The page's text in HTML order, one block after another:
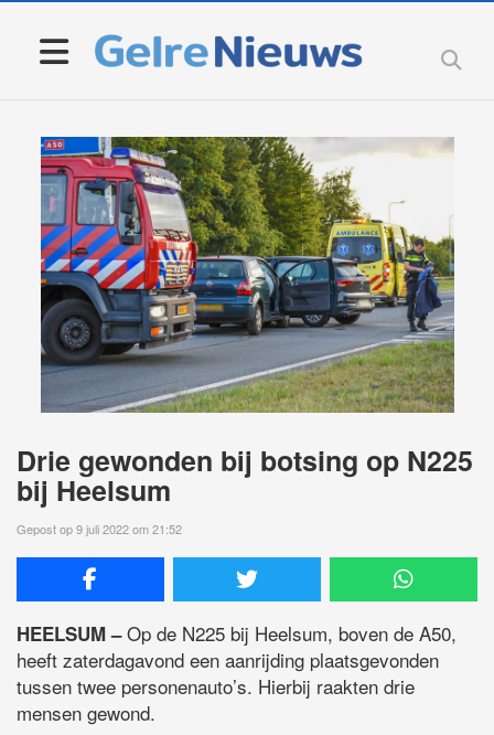
Drie gewonden bij botsing op N225
bij Heelsum
Gepost op 9 juli 2022 om 21:52
HEELSUM –Op de N225 bij Heelsum, boven de A50,
heeft zaterdagavond een aanrijding plaatsgevonden
tussen twee personenauto’s. Hierbij raakten drie
mensen gewond.